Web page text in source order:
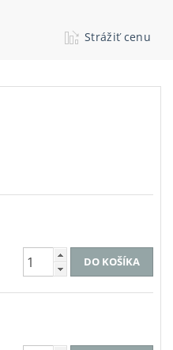
Strážiť cenu